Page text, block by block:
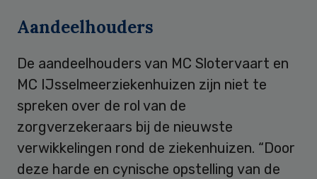
Aandeelhouders
De aandeelhouders van MC Slotervaart en
MC IJsselmeerziekenhuizen zijn niet te
spreken over de rol van de
zorgverzekeraars bij de nieuwste
verwikkelingen rond de ziekenhuizen. “Door
deze harde en cynische opstelling van de